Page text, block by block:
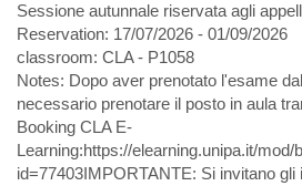
Sessione autunnale riservata agli
Reservation: 17/07/2026 - 01/09/2026
classroom: CLA - P1058
Notes: Dopo aver prenotato l'esame
necessario prenotare il posto in aula
Booking CLA E-
Learning:https://elearning.unipa.it/mod/
id=77403IMPORTANTE: Si invitano gli